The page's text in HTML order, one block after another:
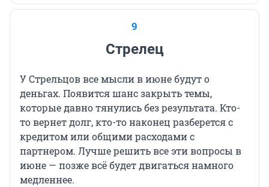
9
Стрелец
У Стрельцов все мысли в июне будут о
деньгах. Появится шанс закрыть темы,
которые давно тянулись без результата. Кто-
то вернет долг, кто-то наконец разберется с
кредитом или общими расходами с
партнером. Лучше решить все эти вопросы в
июне — позже всё будет двигаться намного
медленнее.